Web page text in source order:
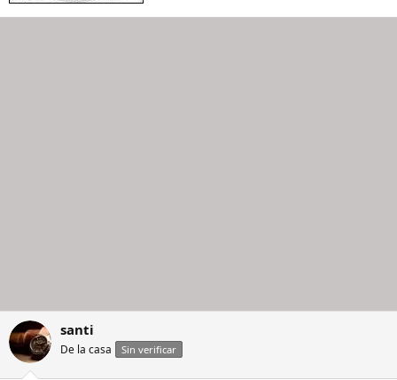
santi
De la casa Sin verificar